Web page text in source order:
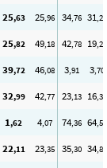
25,63 25,96 34,76 31,20
25,82 49,18 42,78 19,25
39,72 46,08 3,91 3,70
32,99 42,77 23,13 16,31
1,62 4,07 74,36 64,55
22,11 23,35 35,30 34,82